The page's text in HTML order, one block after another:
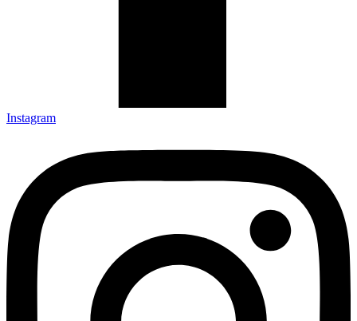
Instagram